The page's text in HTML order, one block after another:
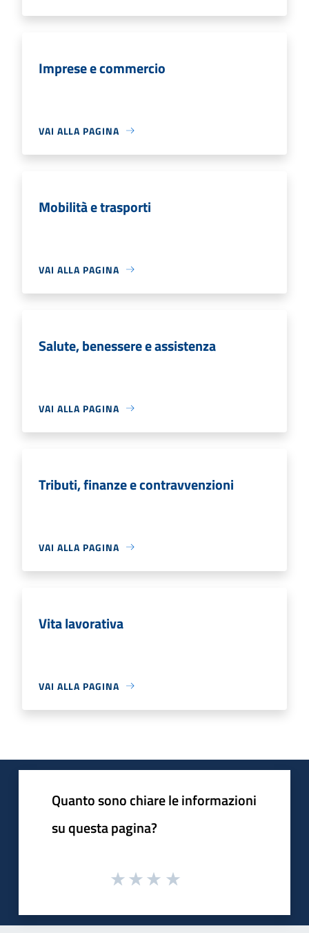
Imprese e commercio
VAI ALLA PAGINA
Mobilità e trasporti
VAI ALLA PAGINA
Salute, benessere e assistenza
VAI ALLA PAGINA
Tributi, finanze e contravvenzioni
VAI ALLA PAGINA
Vita lavorativa
VAI ALLA PAGINA
Quanto sono chiare le informazioni
su questa pagina?